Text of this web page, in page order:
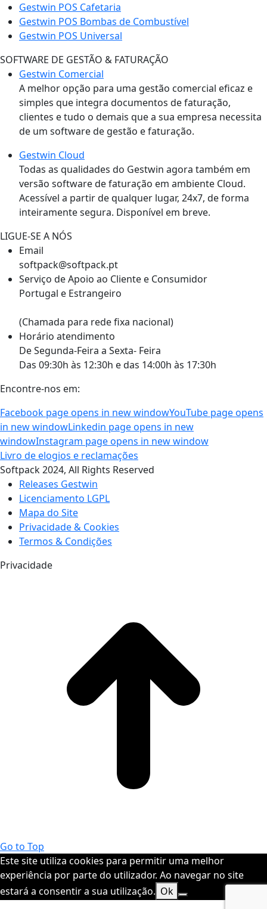
Gestwin POS Cafetaria
Gestwin POS Bombas de Combustível
Gestwin POS Universal
SOFTWARE DE GESTÃO & FATURAÇÃO
Gestwin Comercial
A melhor opção para uma gestão comercial eficaz e
simples que integra documentos de faturação,
clientes e tudo o demais que a sua empresa necessita
de um software de gestão e faturação.
Gestwin Cloud
Todas as qualidades do Gestwin agora também em
versão software de faturação em ambiente Cloud.
Acessível a partir de qualquer lugar, 24x7, de forma
inteiramente segura. Disponível em breve.
LIGUE-SE A NÓS
Email
softpack@softpack.pt
Serviço de Apoio ao Cliente e Consumidor
Portugal e Estrangeiro
(Chamada para rede fixa nacional)
Horário atendimento
De Segunda-Feira a Sexta- Feira
Das 09:30h às 12:30h e das 14:00h às 17:30h
Encontre-nos em:
Facebook page opens in new windowYouTube page opens
in new windowLinkedin page opens in new
windowInstagram page opens in new window
Livro de elogios e reclamações
Softpack 2024, All Rights Reserved
Releases Gestwin
Licenciamento LGPL
Mapa do Site
Privacidade & Cookies
Termos & Condições
Privacidade
Go to Top
Este site utiliza cookies para permitir uma melhor
experiência por parte do utilizador. Ao navegar no site
estará a consentir a sua utilização. Ok